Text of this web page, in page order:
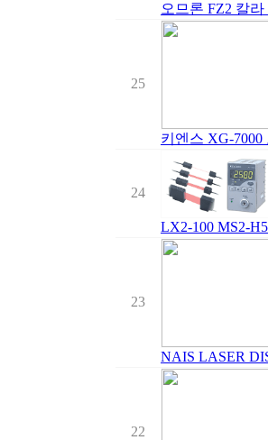
오므론 FZ2 칼라
25
키엔스 XG-7000
24
LX2-100 MS2-
23
NAIS LASER
22